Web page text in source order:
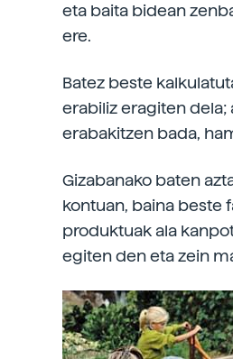
eta baita bidean
ere.
Batez beste
erabiliz eragiten dela;
erabakitzen bada,
Gizabanako baten
kontuan, baina beste
produktuak ala
egiten den eta zein